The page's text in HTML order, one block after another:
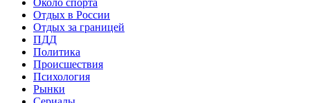
Отдых в России
Отдых за границей
ПДД
Политика
Происшествия
Психология
Рынки